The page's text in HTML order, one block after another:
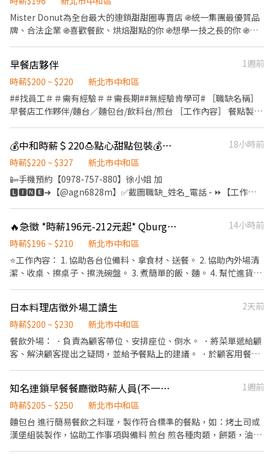
切各種食材。 ．負責清理工作環境、設備和餐具。 ．準備不同餐點
所需要的食材。 ．協助測量食材的容量與重量。 ．負責擺盤、打包
Mister Donut為全台最大的連鎖甜甜圈專賣店 ֍統一集團最優質品
牌、合法企業 ֍喜歡餐飲、烘焙甜點的你 ֍想學一技之長的你 ֍想
介紹、飲品製作、門市清潔。 ◎長期配合尤佳，工讀轉正更有年資
累計❗️ 【福利制度】 ★最真實的關心：每年免費健康檢查、免費員
工團體保險 ★就是比別人多一：春節、五一、端午、中秋 四好禮。
֍生日我最大：生日禮物。 ＊門市步調快，上班時間過得很快，歡
迎想認真賺錢的夥伴一起加入💪🏻
早餐店夥伴
1週前
時薪$200 ~ $220
新北市中和區
##找員工＃＃需有經驗＃＃需長期##無經驗肯學可# ［職缺名稱］
早餐店工作夥伴/麵台／麵包台/飲料台/煎台 ［工作內容］ 餐點製
司或漢堡組裝製作，協助工作事項與備料 麵台 煮麵餐點製作、協助
工作事項與備料 飲料台：調製飲料 煎台：記得餐點 製作餐點 歡迎
想要斜槓的人、二度就業 、夜間部學生 只要肯做 歡迎加入我們！
服務態度親切、有責任感 有良好情緒管理以及溝通能力 喜愛與人群
雇用，短期勿試，採排班制 店內會供餐 面試方式 電洽預約面試 張
小姐 0913-500018 於小雞上工傳送基本履歷或攜帶紙本履歷 ［聯
💰中和時薪＄220🍮點心甜點包裝💰可週借支【錄取隨時上班】🙋‍♀️學生可以
18小時前
時薪$220 ~ $327
新北市中和區
📴手機預約【0978-757-880】徐小姐 加
🅻🅸🅽🅴➜【@agn6828m】✅截圖職缺_姓名_電話 - ⏩【工作地
【員山路口】走1分 ⏩【職缺訊息】 ⭐工期短期至9/24（學生可但需
要配合至９／１０－１５） 🍮甜點專賣點🍮日式手工餅乾／年節禮
盒／彌月蛋糕 🥯固定日班、無經驗、高錄取、⭐️不用加班⭐️ ⏩【職
缺細節】 【工作內容】: ❶.餅乾生產（備料/打餡/裝飾/烘烤/清洗）
$220 ➜ 8H未加班【✔️$38,720】 【加班】✔️時薪$262~$327 ⭐️依安
排單位⭐️【久站、走動、搬重，穿食品衣/帽/口罩】 【休假制度】:
週日固定休，週一~週六排休一天 【用餐制度】: 自理；休息用餐60
分鐘 【發薪制度】: 12號發薪❤️可周預支薪水4千❤️ ⏩【享有福利】
1.享勞保、勞退6%、團保
🔥急徵 *時薪196元-212元起* Qburger 中和員山店 徵工讀、兼職
14小時前
時薪$196 ~ $210
新北市中和區
⭐️工作內容： 1. 協助各台位備料、拿食材、送餐。 2. 協助內外場清
潔、收桌、擦桌子、擦洗碗盤。 3. 煮簡單的飯、麵。 4. 幫忙進貨、
9:00或10:00-14:00（一天保證時數3小時） 🎉福利： 1. 投保勞健保
2. 供一餐 3. 年終小紅包、開工小紅包、節日禮盒 4. 生日禮金 ⭐️如有
早餐店經驗，學習進度快調薪快速！ 我們想要找長期穩定的工讀生
或兼職，工作認真、負責、抗壓高，適合喜歡快節奏環境的您，期
日本料理店徵外場工讀生
2天前
時薪$200 ~ $230
新北市中和區
餐飲外場： ．負責為顧客帶位、安排座位、倒水。 ．將菜單遞給顧
客、解決顧客提出之疑問，並給予餐點上的建議。 ．於顧客用餐完
知名連鎖早餐餐廳徵時薪人員(不一樣裝潢的早餐店)
1週前
時薪$205 ~ $250
新北市中和區
麵包台 進行簡易餐飲之料理，製作符合標準的餐點，如：烤土司或
漢堡組裝製作，協助工作事項與備料 煎台 煎各種肉類，餅類，油炸